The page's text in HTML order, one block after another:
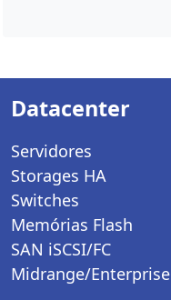
Datacenter
Servidores
Storages HA
Switches
Memórias Flash
SAN iSCSI/FC
Midrange/Enterprise